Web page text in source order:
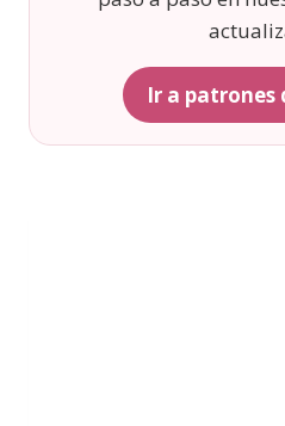
Ir a patrones